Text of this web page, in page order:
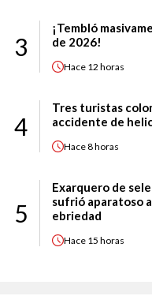
3
¡Tembló
de 2026!
Hace 12 horas
4
Tres turistas
accidente de
Hace8 horas
5
Exarquero de
sufrió aparatoso
ebriedad
Hace 15 horas